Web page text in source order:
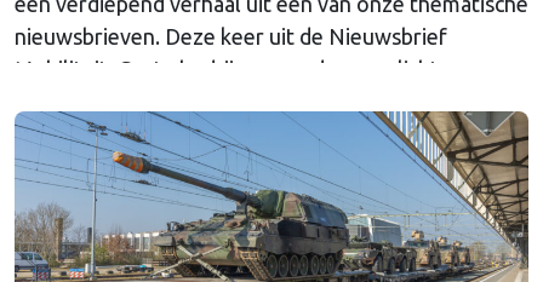
nieuwsbrieven. Deze keer uit de Nieuwsbrief
Mobiliteit. Grote bedrijven worden verplicht om
zijn volgens Nederland echter niet ambitieus genoeg.